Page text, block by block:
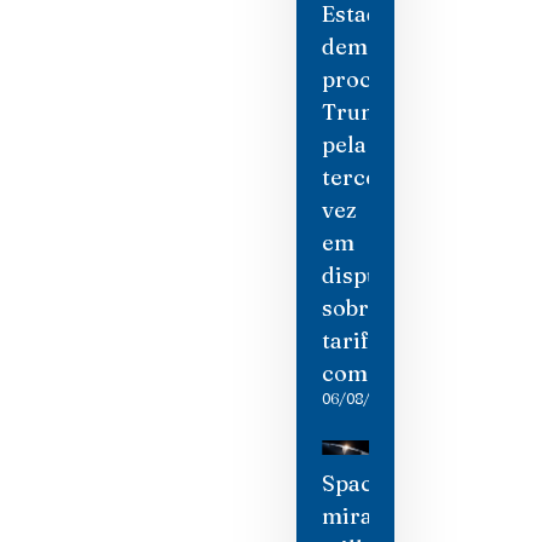
Estados
democratas
processam
Trump
pela
terceira
vez
em
disputa
sobre
tarifas
comerciais
06/08/2026
SpaceX
mira